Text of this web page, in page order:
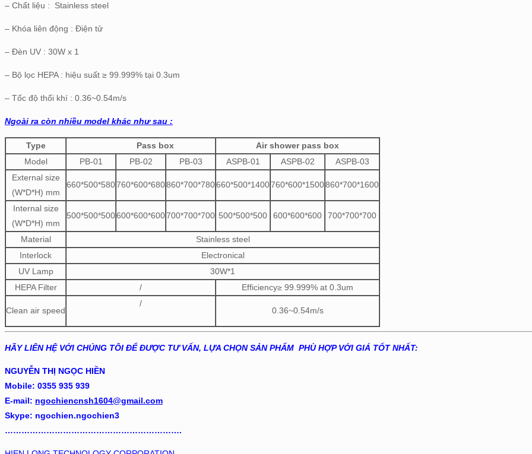
– Chất liệu : Stainless steel
– Khóa liên động : Điện tử
– Đèn UV : 30W x 1
– Bộ lọc HEPA : hiệu suất ≥ 99.999% tại 0.3um
– Tốc độ thổi khí : 0.36~0.54m/s
Ngoài ra còn nhiều model khác như sau :
Type Pass box
Air shower pass box
Model
PB-01 PB-02 PB-03 ASPB-01 ASPB-02
ASPB-03
External size
(W*D*H) mm
660*500*580760*600*680860*700*780660*500*1400760*600*1500860*700*1600
Internal size
(W*D*H) mm
500*500*500600*600*600700*700*700 500*500*500 600*600*600 700*700*700
Material
Stainless steel
Interlock
Electronical
UV Lamp
30W*1
HEPA Filter
/ Efficiency≥ 99.999% at 0.3um
Clean air speed
/
0.36~0.54m/s
HÃY LIÊN HỆ VỚI CHÚNG TÔI ĐỂ ĐƯỢC TƯ VẤN, LỰA CHỌN SẢN PHẨM PHÙ HỢP VỚI GIÁ TỐT NHẤT:
NGUYỄN THỊ NGỌC HIỀN
Mobile: 0355 935 939
E-mail: ngochiencnsh1604@gmail.com
Skype: ngochien.ngochien3
……………………………………………………….